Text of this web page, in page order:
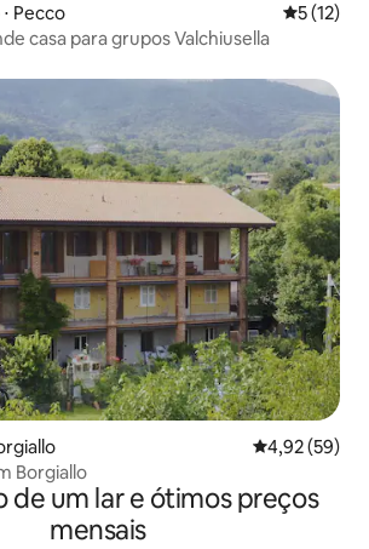
Pecco 5 de uma
5 (12)
casa para grupos Valchiusella
4,92 de uma
4,92 (59)
Borgiallo
de um lar e ótimos preços
mensais